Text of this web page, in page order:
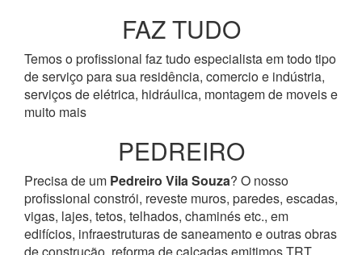
FAZ TUDO
Temos o profissional faz tudo especialista em todo tipo
de serviço para sua residência, comercio e indústria,
serviços de elétrica, hidráulica, montagem de moveis e
muito mais
PEDREIRO
Precisa de um Pedreiro Vila Souza? O nosso
profissional constrói, reveste muros, paredes, escadas,
vigas, lajes, tetos, telhados, chaminés etc., em
edifícios, infraestruturas de saneamento e outras obras